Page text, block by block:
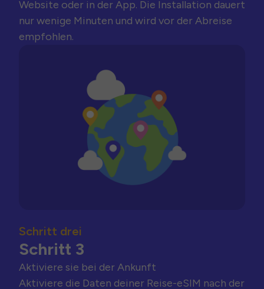
Website oder in der App. Die Installation dauert
nur wenige Minuten und wird vor der Abreise
empfohlen.
Schritt drei
Schritt 3
Aktiviere sie bei der Ankunft
Aktiviere die Daten deiner Reise-eSIM nach der